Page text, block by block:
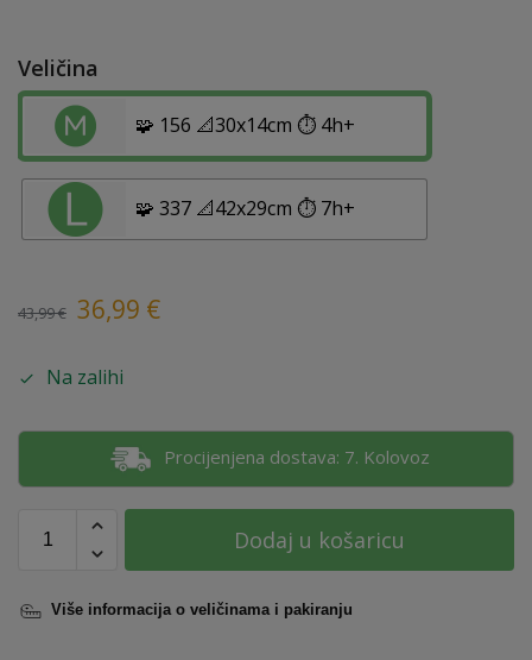
Veličina
🧩 156 📐30x14cm ⏱️ 4h+
🧩 337 📐42x29cm ⏱️ 7h+
43,99€ 36,99 €
Na zalihi
Procijenjena dostava: 7. Kolovoz
Dodaj u košaricu
Više informacija o veličinama i pakiranju